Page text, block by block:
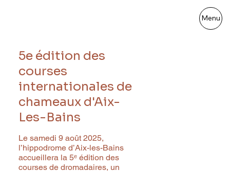
Menu
5e édition des
courses
internationales de
chameaux d'Aix-
Les-Bains
Le samedi 9 août 2025,
l’hippodrome d’Aix-les-Bains
accueillera la 5ᵉ édition des
courses de dromadaires, un